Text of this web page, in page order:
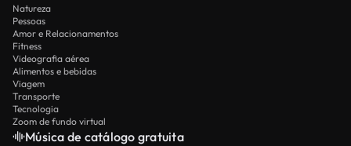
Natureza
Pessoas
Amor e Relacionamentos
Fitness
Videografia aérea
Alimentos e bebidas
Viagem
Transporte
Tecnologia
Zoom de fundo virtual
Música de catálogo gratuita